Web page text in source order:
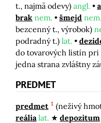
t., najmä odevy) angl.
brak nem. šmejd nem.
bezcenný t., výrobok)
podradný t.) lat.
do tovarových listín
jedna strana zvláštny
PREDMET
predmet 1 (neživý
reália lat. depozitum